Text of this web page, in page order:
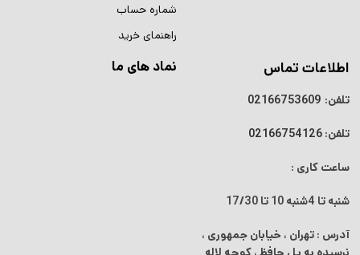
شماره حساب
راهنمای خرید
اطلاعات تماس
تلفن: 02166753609
تلفن: 02166754126
ساعت کاری :
شنبه تا 4شنبه 10 تا 17/30
آدرس : تهران ، خیابان جمهوری ،
نماد های ما